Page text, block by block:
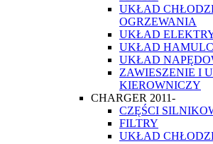
UKŁAD
OGRZEWANIA
UKŁAD
UKŁAD
UKŁAD
ZAWIESZENIE I
KIEROWNICZY
CHARGER 2011-
CZĘŚCI
FILTRY
UKŁAD